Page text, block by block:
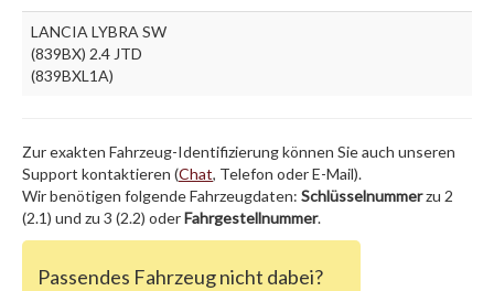
LANCIA LYBRA SW
(839BX) 2.4 JTD
(839BXL1A)
Zur exakten Fahrzeug-Identifizierung können Sie auch unseren
Support kontaktieren (Chat, Telefon oder E-Mail).
Wir benötigen folgende Fahrzeugdaten: Schlüsselnummerzu 2
(2.1) und zu 3 (2.2) oderFahrgestellnummer.
Passendes Fahrzeug nicht dabei?